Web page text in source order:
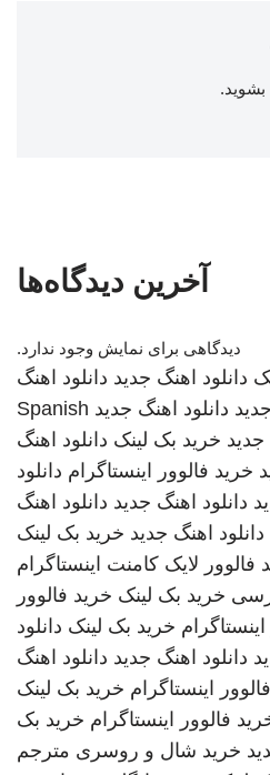
بشوید.
آخرین دیدگاه‌ها
دیدگاهی برای نمایش وجود ندارد.
دانلود اهنگ جدید دانلود اهنگ
دانلود اهنگ جدید Spanish
جدید خرید بک لینک دانلود اهنگ
خرید فالوور اینستاگرام دانلود
دانلود اهنگ جدید دانلود اهنگ
دانلود اهنگ جدید خرید بک لینک
فالوور لایک کامنت اینستاگرام
خرید بک لینک خرید فالوور
خرید بک لینک دانلود
دانلود اهنگ جدید دانلود اهنگ
اینستاگرام خرید بک لینک
فالوور اینستاگرام خرید بک
خرید شال و روسری مترجم